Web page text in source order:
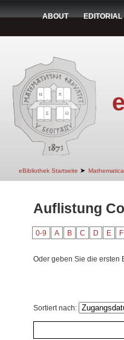
ABOUT
eBibliothek Startseite ➤
Auflistung
0-9 A B C D E F
Oder geben Sie die ersten
Sortiert nach: